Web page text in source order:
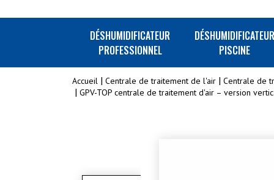
DÉSHUMIDIFICATEUR
PROFESSIONNEL
PISCINE
Accueil Centrale de traitement de l'air
Centrale de
GPV-TOP centrale de traitement d'air – version